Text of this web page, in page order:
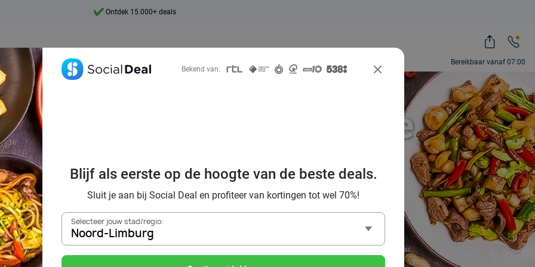
Bereikbaar vanaf 07:00
Ontdek 15.000+ deals
de beste Chinese
in Noord-Limburg en
omgeving
Bekend van:
Blijf als eerste op de hoogte van de beste deals.
Sluit je aan bij Social Deal en profiteer van kortingen tot wel 70%!
Selecteer jouw stad/regio:
Noord-Limburg